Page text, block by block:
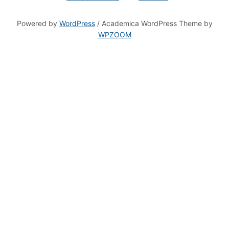
Powered by WordPress / Academica WordPress Theme by
WPZOOM